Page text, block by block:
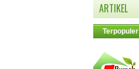
ARTIKEL
Terpopuler